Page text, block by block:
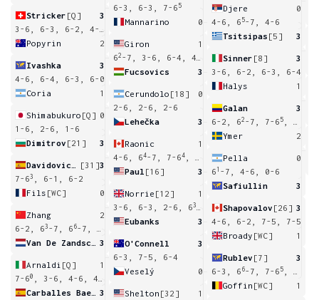
Stricker [Q]
3
Popyrin
2
Ivashka
3
4-6, 6-4, 6-3, 6-0
Coria
1
Shimabukuro [Q] 0
1-6, 2-6, 1-6
Dimitrov [21] 3
[31]3
7-63
, 6-1, 6-2
Fils [WC] 0
Zhang
2
6-2, 63 -7, 6 6-7, 6-3, 2-6
3
Arnaldi [Q]
1
7-60
, 3-6, 4-6, 4-6
3
6-3, 6-3, 7-6 5
Mannarino 0
Giron
1
62 -7, 3-6, 6-4, 4-6
Fucsovics
3
Cerundolo [18]
0
2-6, 2-6, 2-6
Lehečka
3
Raonic
1
4-6, 64-7, 7-64
Paul [16] 3
Norrie [12]
1
3-6, 6-3, 2-6, 63
Eubanks
3
O'Connell
3
6-3, 7-5, 6-4
Veselý
0
Shelton [32]
1
Djere
0
4-6, 6 5-7, 4-6
Tsitsipas [5] 3
Sinner [8]
3
3-6, 6-2, 6-3, 6-4
Halys
1
Galan
3
6-2, 62 -7, 7-6 5
Ymer
2
Pella
0
6 1 -7, 4-6, 0-6
Safiullin
3
Shapovalov [26] 3
4-6, 6-2, 7-5, 7-5
Broady [WC] 1
Rublev [7]
3
6-3, 6 6-7, 7-6 5
Goffin [WC] 1